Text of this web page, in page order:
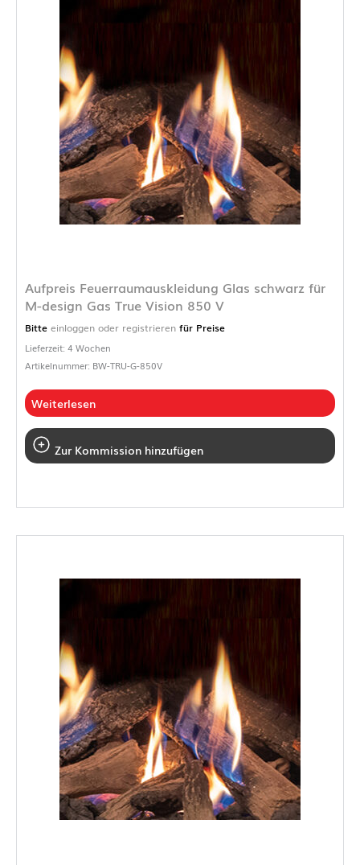
Aufpreis Feuerraumauskleidung Glas schwarz für
M-design Gas True Vision 850 V
Bitte einloggen oder registrieren für Preise
Lieferzeit: 4 Wochen
Artikelnummer: BW-TRU-G-850V
Weiterlesen
Zur Kommission hinzufügen